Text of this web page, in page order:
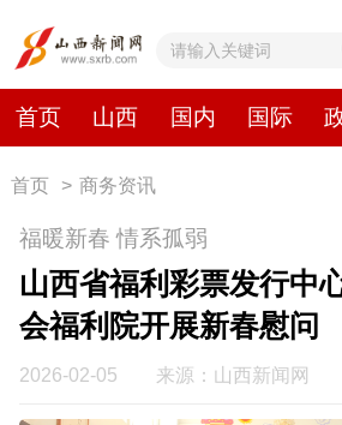
首页 山西 国内 国际
网站地图
首页
权威发
视频 山西视觉志 手机报
首页 > 商务资讯
福暖新春 情系孤弱
山西省福利彩票发行中
会福利院开展新春慰问
2026-02-05 来源：山西新闻网